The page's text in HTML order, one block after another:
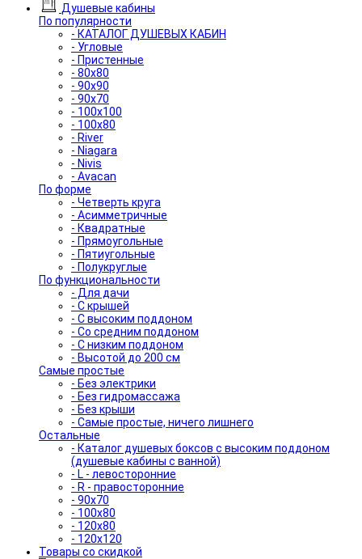
Душевые кабины
По популярности
- КАТАЛОГ ДУШЕВЫХ КАБИН
- Угловые
- Пристенные
- 80x80
- 90x90
- 90x70
- 100x100
- 100x80
- River
- Niagara
- Nivis
- Avacan
По форме
- Четверть круга
- Асимметричные
- Квадратные
- Прямоугольные
- Пятиугольные
- Полукруглые
По функциональности
- Для дачи
- С крышей
- С высоким поддоном
- Со средним поддоном
- С низким поддоном
- Высотой до 200 см
Самые простые
- Без электрики
- Без гидромассажа
- Без крыши
- Самые простые, ничего лишнего
Остальные
- Каталог душевых боксов с высоким поддоном
(душевые кабины с ванной)
- L - левосторонние
- R - правосторонние
- 90x70
- 100x80
- 120x80
- 120x120
Товары со скидкой